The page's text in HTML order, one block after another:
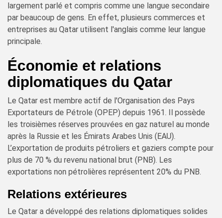
largement parlé et compris comme une langue secondaire
par beaucoup de gens. En effet, plusieurs commerces et
entreprises au Qatar utilisent l'anglais comme leur langue
principale.
Économie et relations
diplomatiques du Qatar
Le Qatar est membre actif de l'Organisation des Pays
Exportateurs de Pétrole (OPEP) depuis 1961. Il possède
les troisièmes réserves prouvées en gaz naturel au monde
après la Russie et les Émirats Arabes Unis (EAU).
L’exportation de produits pétroliers et gaziers compte pour
plus de 70 % du revenu national brut (PNB). Les
exportations non pétrolières représentent 20% du PNB.
Relations extérieures
Le Qatar a développé des relations diplomatiques solides